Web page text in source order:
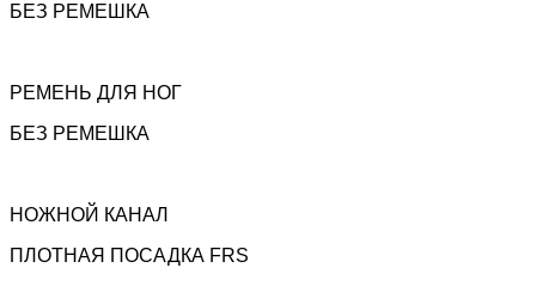
БЕЗ РЕМЕШКА
РЕМЕНЬ ДЛЯ НОГ
БЕЗ РЕМЕШКА
НОЖНОЙ КАНАЛ
ПЛОТНАЯ ПОСАДКА FRS